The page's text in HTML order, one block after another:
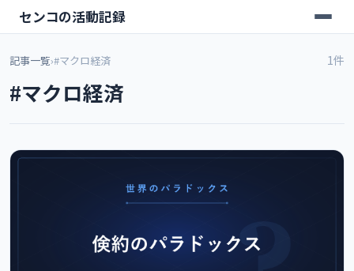
センコの活動記録
記事一覧›#マクロ経済
#マクロ経済
1件